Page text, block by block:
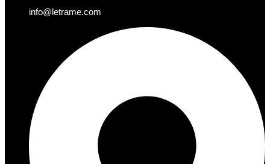
info@letrame.com